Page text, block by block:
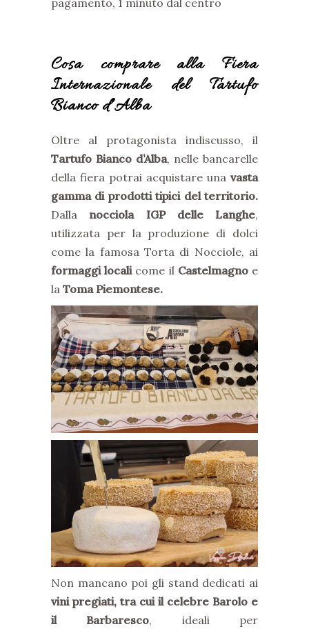
Cosa comprare alla Fiera
Internazionale del Tartufo
Bianco d’Alba
Oltre al protagonista indiscusso, il
Tartufo Bianco d’Alba, nelle bancarelle
della fiera potrai acquistare una vasta
gamma di prodotti tipici del territorio.
Dalla nocciola IGP delle Langhe,
utilizzata per la produzione di dolci
come la famosa Torta di Nocciole, ai
formaggi localicome il Castelmagno e
la Toma Piemontese.
Non mancano poi gli stand dedicati ai
vini pregiati, tra cui il celebre Barolo e
il Barbaresco, ideali per